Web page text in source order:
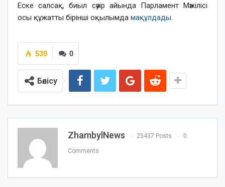
Еске салсақ, биыл сәуір айында Парламент Мәжілісі
осы құжатты бірінші оқылымда мақұлдады.
0
539
Бөлісу
ZhambylNews 25437 Posts 0
Comments